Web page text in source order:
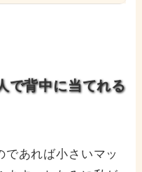
で背中に当てれる
あれば小さいマッ